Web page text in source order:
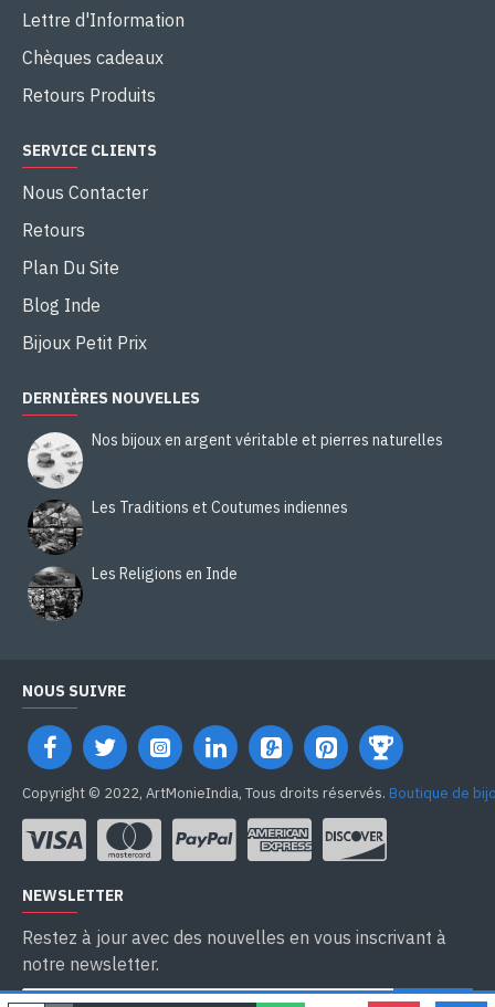
Lettre d'Information
Chèques cadeaux
Retours Produits
SERVICE CLIENTS
Nous Contacter
Retours
Plan Du Site
Blog Inde
Bijoux Petit Prix
DERNIÈRES NOUVELLES
Nos bijoux en argent véritable et pierres naturelles
Les Traditions et Coutumes indiennes
Les Religions en Inde
NOUS SUIVRE
Copyright © 2022, ArtMonieIndia, Tous droits réservés. Boutique de
NEWSLETTER
Restez à jour avec des nouvelles en vous inscrivant à
notre newsletter.